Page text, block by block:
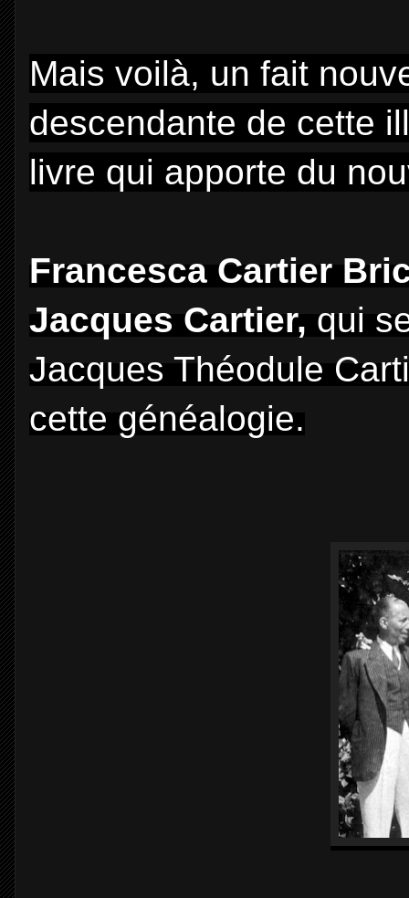
Mais voilà, un fait
descendante de cette
livre qui apporte du
Francesca Cartier
Jacques Cartier, qui
Jacques Théodule
cette généalogie.